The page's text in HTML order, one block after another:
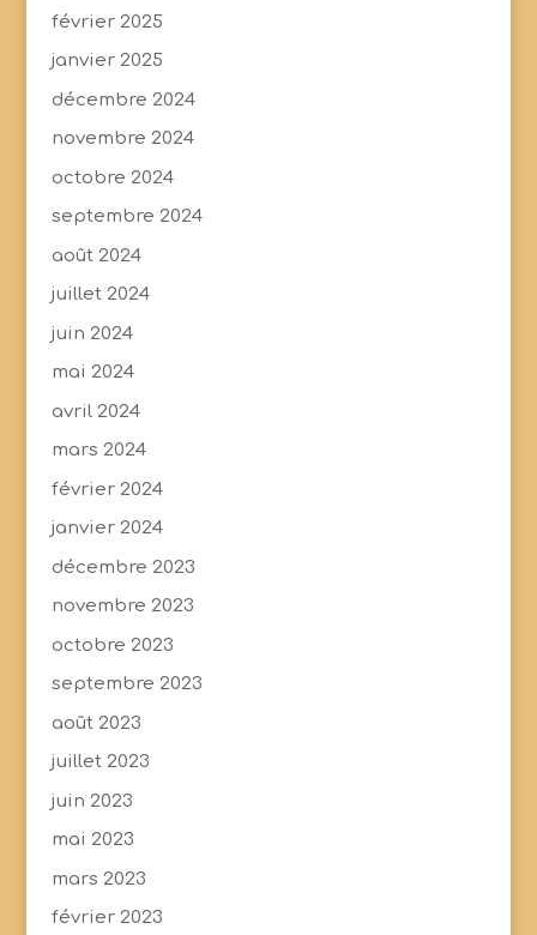
février 2025
janvier 2025
décembre 2024
novembre 2024
octobre 2024
septembre 2024
août 2024
juillet 2024
juin 2024
mai 2024
avril 2024
mars 2024
février 2024
janvier 2024
décembre 2023
novembre 2023
octobre 2023
septembre 2023
août 2023
juillet 2023
juin 2023
mai 2023
mars 2023
février 2023